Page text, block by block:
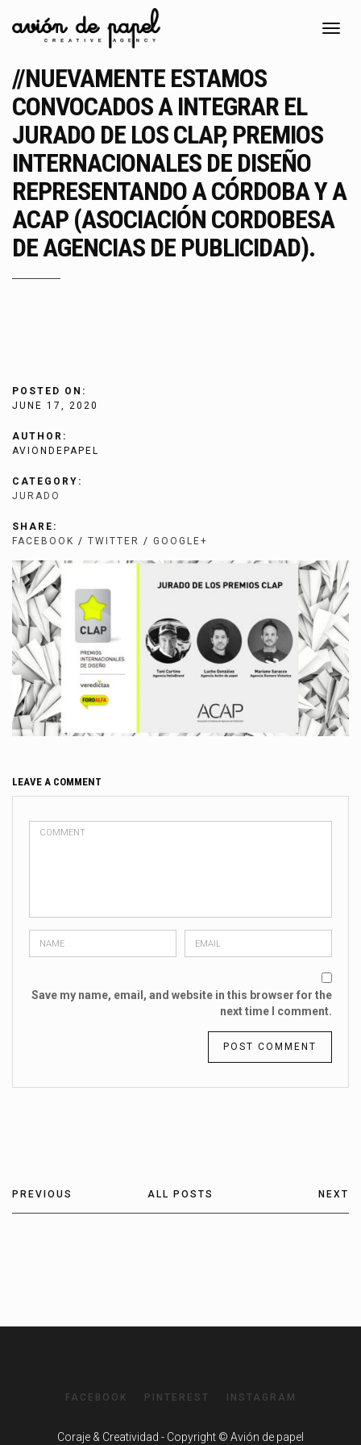
//NUEVAMENTE ESTAMOS
CONVOCADOS A INTEGRAR EL
JURADO DE LOS CLAP, PREMIOS
INTERNACIONALES DE DISEÑO
REPRESENTANDO A CÓRDOBA Y A
ACAP (ASOCIACIÓN CORDOBESA
DE AGENCIAS DE PUBLICIDAD).
POSTED ON:
JUNE 17, 2020
AUTHOR:
AVIONDEPAPEL
CATEGORY:
JURADO
SHARE:
FACEBOOK / TWITTER / GOOGLE+
LEAVE A COMMENT
Save my name, email, and website in this browser for the
next time I comment.
PREVIOUS ALL POSTS NEXT
FACEBOOK PINTEREST INSTAGRAM
Coraje & Creatividad - Copyright © Avión de papel